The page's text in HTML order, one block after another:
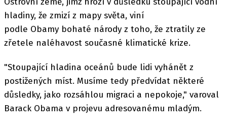
hladiny, že zmizí z mapy světa, viní
podle Obamy bohaté národy z toho, že ztratily ze
zřetele naléhavost současné klimatické krize.
"Stoupající hladina oceánů bude lidi vyhánět z
postižených míst. Musíme tedy předvídat některé
důsledky, jako rozsáhlou migraci a nepokoje," varoval
Barack Obama v projevu adresovanému mladým.